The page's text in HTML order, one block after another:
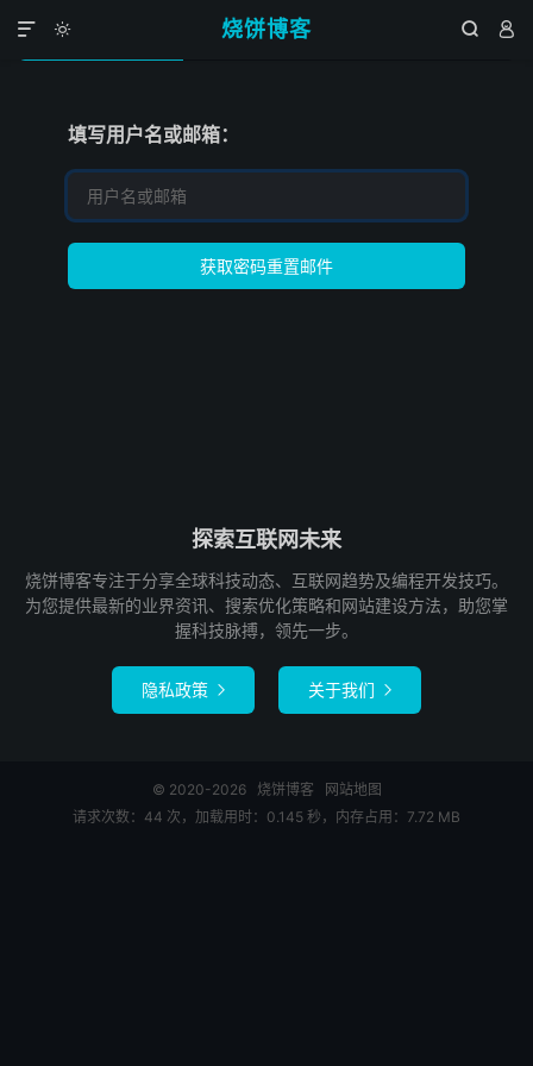
烧饼博客
  

密码重置邮件 设置新密码 成功修改密码
填写用户名或邮箱：
探索互联网未来
烧饼博客专注于分享全球科技动态、互联网趋势及编程开发技巧。
为您提供最新的业界资讯、搜索优化策略和网站建设方法，助您掌
握科技脉搏，领先一步。
隐私政策  关于我们 
© 2020-2026 烧饼博客
网站地图
请求次数：44 次，加载用时：0.145 秒，内存占用：7.72 MB